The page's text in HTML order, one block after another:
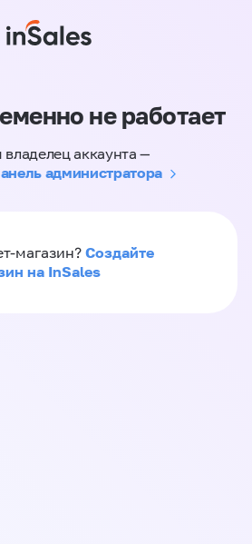
не работает
владелец аккаунта —
администратора
магазин? Создайте
на InSales